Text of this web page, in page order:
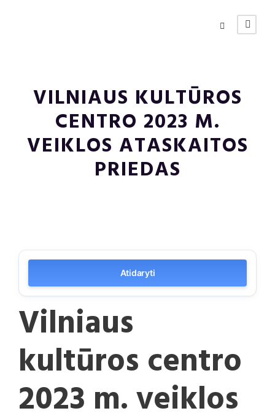
VILNIAUS KULTŪROS
CENTRO 2023 M.
VEIKLOS ATASKAITOS
PRIEDAS
Atidaryti
Vilniaus
kultūros centro
2023 m. veiklos